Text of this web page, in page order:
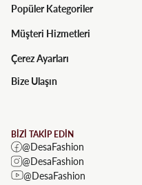
Popüler Kategoriler
Müşteri Hizmetleri
Çerez Ayarları
Bize Ulaşın
BİZİ TAKİP EDİN
@DesaFashion
@DesaFashion
@DesaFashion